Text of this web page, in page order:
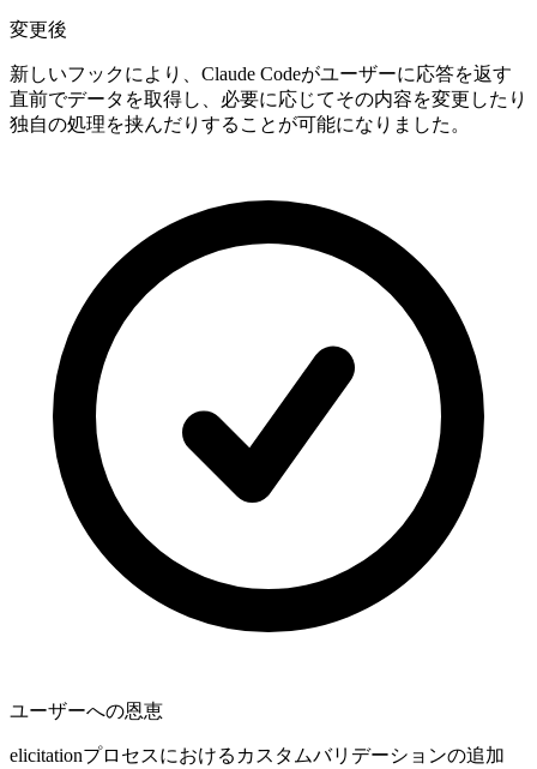
変更後
新しいフックにより、Claude Codeがユーザーに応答を返す
直前でデータを取得し、必要に応じてその内容を変更したり
独自の処理を挟んだりすることが可能になりました。
ユーザーへの恩恵
elicitationプロセスにおけるカスタムバリデーションの追加